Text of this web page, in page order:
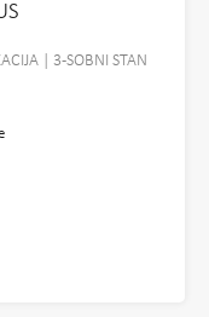
| 3-SOBNI STAN